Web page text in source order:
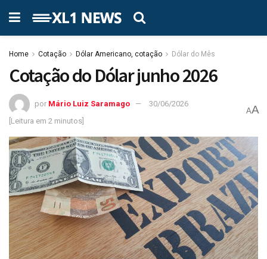
Home Cotação Dólar Americano, cotação Dólar do Mês
Cotação do Dólar junho 2026
por Mário Luiz Saramago
30/06/2026
[Leitura em 2 minutos]
AA